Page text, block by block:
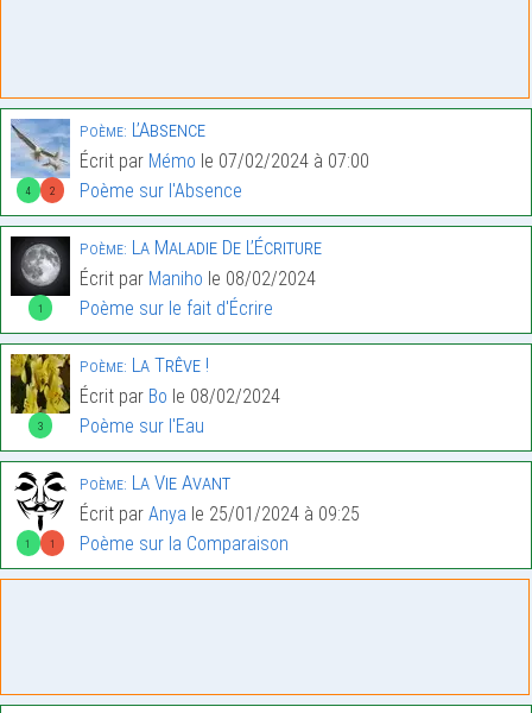
4 2
Poème: L’Absence
Écrit par Mémo le 07/02/2024 à 07:00
Poème sur l'Absence
1
Poème: La Maladie De L’Écriture
Écrit par Maniho le 08/02/2024
Poème sur le fait d'Écrire
3
Poème: La Trêve !
Écrit par Bo le 08/02/2024
Poème sur l'Eau
1 1
Poème: La Vie Avant
Écrit par Anya le 25/01/2024 à 09:25
Poème sur la Comparaison